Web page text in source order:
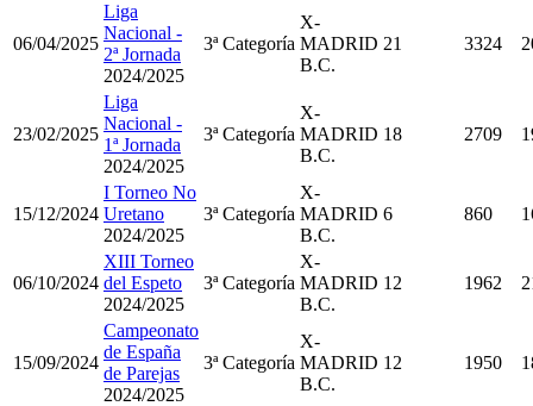
06/04/2025
Liga
Nacional -
2ª Jornada
2024/2025
3ª Categoría
X-
MADRID
B.C.
21 3324
23/02/2025
Liga
Nacional -
1ª Jornada
2024/2025
3ª Categoría
X-
MADRID
B.C.
18 2709
15/12/2024
I Torneo No
Uretano
2024/2025
3ª Categoría
X-
MADRID
B.C.
6 860
06/10/2024
XIII Torneo
del Espeto
2024/2025
3ª Categoría
X-
MADRID
B.C.
12 1962
15/09/2024
Campeonato
de España
de Parejas
2024/2025
3ª Categoría
X-
MADRID
B.C.
12 1950